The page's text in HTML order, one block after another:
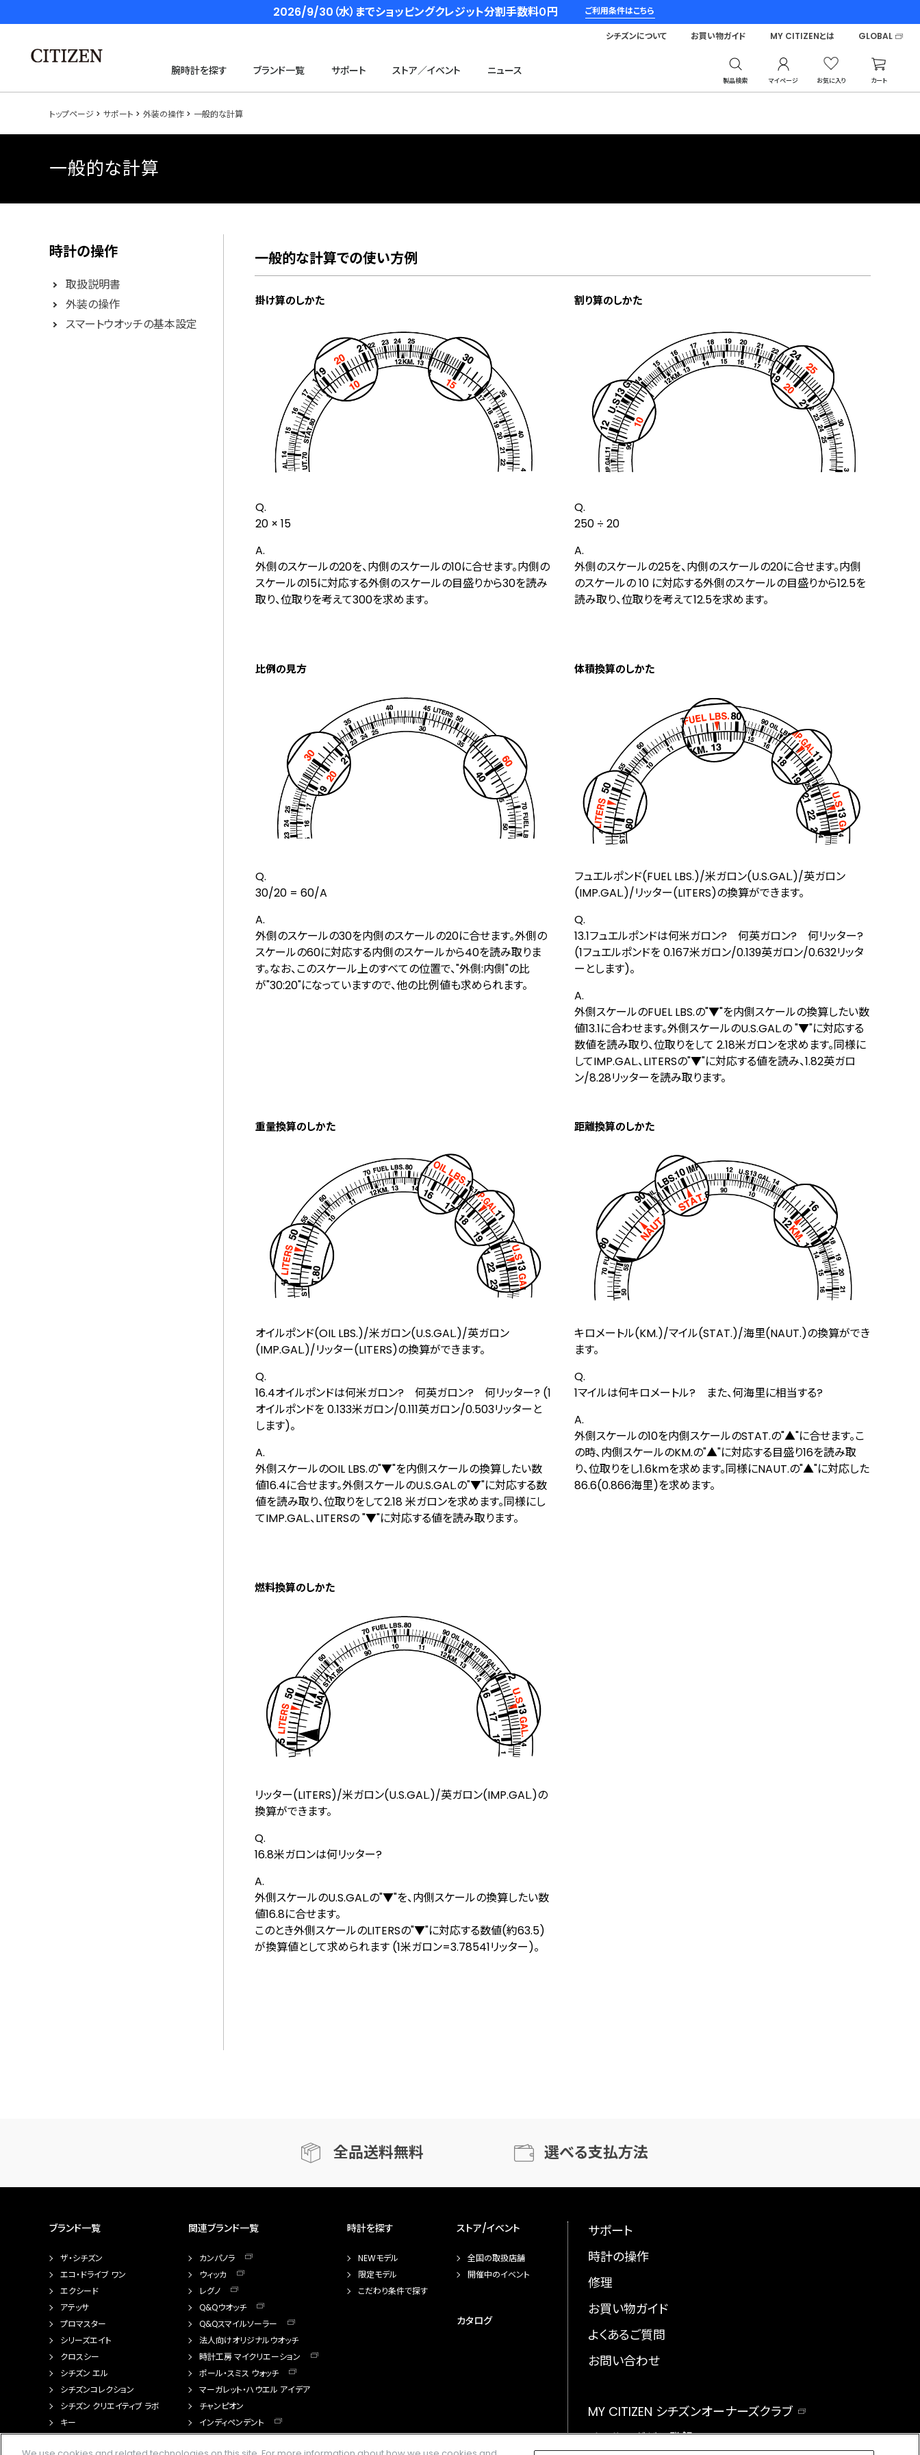
2026/9/30（水）までショッピングクレジット分割手数料０円 ご利用条件はこちら
腕時計を探す ブランド一覧 サポート ストア／イベント ニュース
製品検索 マイページ お気に入り カート
シチズンについて お買い物ガイド MY CITIZENとは GLOBAL
トップページ サポート 外装の操作 一般的な計算
一般的な計算
時計の操作
取扱説明書
外装の操作
スマートウオッチの基本設定
一般的な計算での使い方例
掛け算のしかた
Q.
20 × 15
A.
外側のスケールの20を、内側のスケールの10に合せます。内側の
スケールの15に対応する外側のスケールの目盛りから30を読み
取り、位取りを考えて300を求めます。
割り算のしかた
Q.
250 ÷ 20
A.
外側のスケールの25を、内側のスケールの20に合せます。内側
のスケールの 10 に対応する外側のスケールの目盛りから12.5を
読み取り、位取りを考えて12.5を求めます。
比例の見方
Q.
30/20 = 60/A
A.
外側のスケールの30を内側のスケールの20に合せます。外側の
スケールの60に対応する内側のスケールから40を読み取りま
す。なお、このスケール上のすべての位置で、"外側:内側"の比
が"30:20"になっていますので、他の比例値も求められます。
体積換算のしかた
フュエルポンド(FUEL LBS.)/米ガロン(U.S.GAL.)/英ガロン
(IMP.GAL.)/リッター(LITERS)の換算ができます。
Q.
13.1フュエルポンドは何米ガロン? 何英ガロン? 何リッター?
(1フュエルポンドを 0.167米ガロン/0.139英ガロン/0.632リッタ
ーとします)。
A.
外側スケールのFUEL LBS.の"▼"を内側スケールの換算したい数
値13.1に合わせます。外側スケールのU.S.GAL.の "▼"に対応する
数値を読み取り、位取りをして 2.18米ガロンを求めます。同様に
してIMP.GAL.、LITERSの"▼"に対応する値を読み、1.82英ガロ
ン/8.28リッターを読み取ります。
重量換算のしかた
オイルポンド(OIL LBS.)/米ガロン(U.S.GAL.)/英ガロン
(IMP.GAL.)/リッター(LITERS)の換算ができます。
Q.
16.4オイルポンドは何米ガロン? 何英ガロン? 何リッター? (1
オイルポンドを 0.133米ガロン/0.111英ガロン/0.503リッターと
します)。
A.
外側スケールのOIL LBS.の"▼"を内側スケールの換算したい数
値16.4に合せます。外側スケールのU.S.GAL.の"▼"に対応する数
値を読み取り、位取りをして2.18 米ガロンを求めます。同様にし
てIMP.GAL.、LITERSの "▼"に対応する値を読み取ります。
距離換算のしかた
キロメートル(KM.)/マイル(STAT.)/海里(NAUT.)の換算ができ
ます。
Q.
1マイルは何キロメートル? また、何海里に相当する?
A.
外側スケールの10を内側スケールのSTAT.の"▲"に合せます。こ
の時、内側スケールのKM.の"▲"に対応する目盛り16を読み取
り、位取りをし1.6kmを求めます。同様にNAUT.の"▲"に対応した
86.6(0.866海里)を求めます。
燃料換算のしかた
リッター(LITERS)/米ガロン(U.S.GAL.)/英ガロン(IMP.GAL.)の
換算ができます。
Q.
16.8米ガロンは何リッター?
A.
外側スケールのU.S.GAL.の"▼"を、内側スケールの換算したい数
値16.8に合せます。
このとき外側スケールのLITERSの"▼"に対応する数値(約63.5)
が換算値として求められます (1米ガロン=3.78541リッター)。
全品送料無料 選べる支払方法
ブランド一覧
ザ・シチズン
エコ・ドライブ ワン
エクシード
アテッサ
プロマスター
シリーズエイト
クロスシー
シチズン エル
シチズンコレクション
シチズン クリエイティブ ラボ
キー
関連ブランド一覧
カンパノラ
ウィッカ
レグノ
Q&Qウオッチ
Q&Qスマイルソーラー
法人向けオリジナルウオッチ
時計工房 マイクリエーション
ポール・スミス ウォッチ
マーガレット・ハウエル アイデア
チャンピオン
インディペンデント
時計を探す
NEWモデル
限定モデル
こだわり条件で探す
ストア/イベント
全国の取扱店舗
開催中のイベント
カタログ
サポート
時計の操作
修理
お買い物ガイド
よくあるご質問
お問い合わせ
MY CITIZEN シチズンオーナーズクラブ
メールマガジン登録